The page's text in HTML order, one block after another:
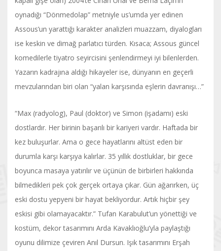
oynadığı “Dönmedolap” metniyle us’umda yer edinen
Assous’un yarattığı karakter analizleri muazzam, diyalogları
ise keskin ve dimağ parlatıcı türden. Kısaca; Assous güncel
komedilerle tiyatro seyircisini şenlendirmeyi iyi bilenlerden.
Yazarın kadrajına aldığı hikayeler ise, dünyanın en geçerli
mevzularından biri olan “yalan karşısında eşlerin davranışı…”
“Max (radyolog), Paul (doktor) ve Simon (işadamı) eski
dostlardır. Her birinin başarılı bir kariyeri vardır. Haftada bir
kez buluşurlar. Ama o gece hayatlarını altüst eden bir
durumla karşı karşıya kalırlar. 35 yıllık dostluklar, bir gece
boyunca masaya yatırılır ve üçünün de birbirleri hakkında
bilmedikleri pek çok gerçek ortaya çıkar. Gün ağarırken, üç
eski dostu yepyeni bir hayat bekliyordur. Artık hiçbir şey
eskisi gibi olamayacaktır.” Tufan Karabulut’un yönettiği ve
kostüm, dekor tasarımını Arda Kavaklıoğlu’yla paylaştığı
oyunu dilimize çeviren Anıl Dursun. Işık tasarımını Erşah